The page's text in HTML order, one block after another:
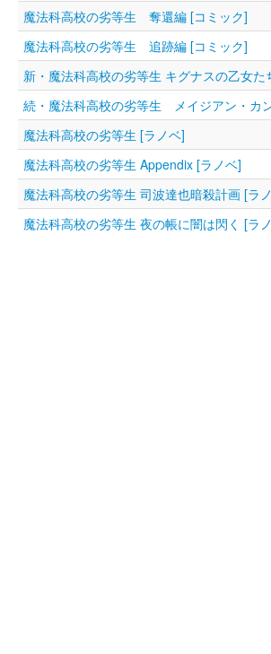
魔法科高校の劣等生 奪還編 [コミック]
魔法科高校の劣等生 追跡編 [コミック]
新・魔法科高校の劣等生 キグナスの乙女た
続・魔法科高校の劣等生 メイジアン・カ
魔法科高校の劣等生 [ラノベ]
魔法科高校の劣等生 Appendix [ラノベ]
魔法科高校の劣等生 司波達也暗殺計画 [ラ
魔法科高校の劣等生 夜の帳に闇は閃く [ラ